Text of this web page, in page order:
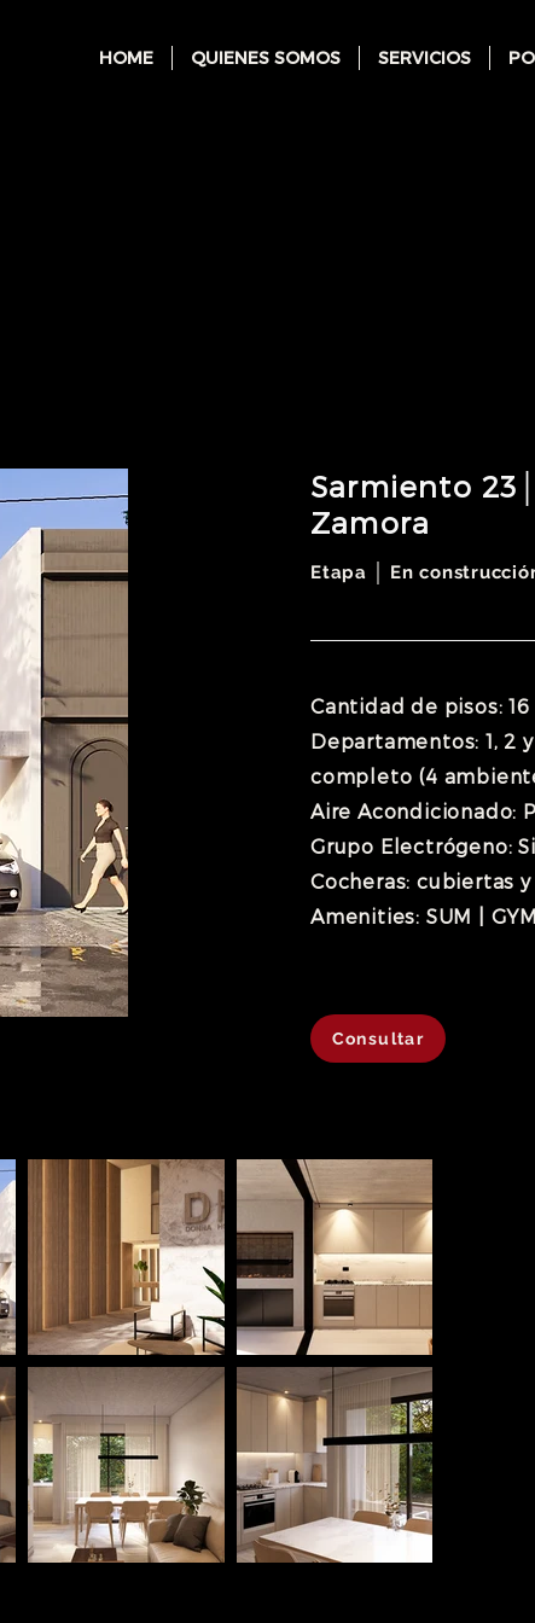
HOME QUIENES SOMOS SERVICIOS
Sarmiento
Zamora
Etapa │ En
Cantidad de pisos:
Departamentos: 1, 2
completo (4
Aire Acondicionado:
Grupo Electrógeno: Si
Cocheras: cubiertas
Amenities: SUM | GYM
Consultar